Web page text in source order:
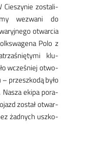
Cie­szy­nie zo­sta­li­
we­zwa­ni do
otwar­cia
Po­lo z
klu­
wcze­śniej otwo­
prze­szko­dą by­ło
Na­sza eki­pa po­ra­
zo­stał otwar­
żad­nych uszko­